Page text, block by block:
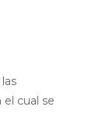
cual se